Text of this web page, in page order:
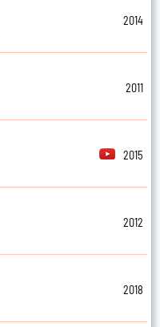
2014
2011
2015
2012
2018